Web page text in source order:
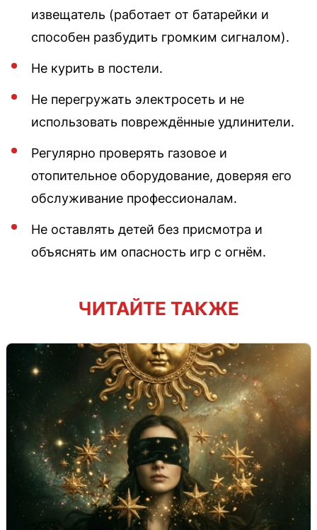
извещатель (работает от батарейки и
способен разбудить громким сигналом).
Не курить в постели.
Не перегружать электросеть и не
использовать повреждённые удлинители.
Регулярно проверять газовое и
отопительное оборудование, доверяя его
обслуживание профессионалам.
Не оставлять детей без присмотра и
объяснять им опасность игр с огнём.
ЧИТАЙТЕ ТАКЖЕ